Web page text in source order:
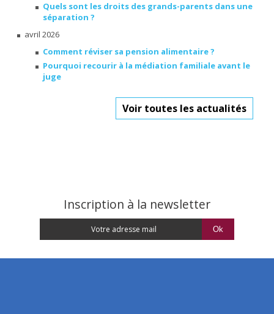
Quels sont les droits des grands-parents dans une
séparation ?
avril 2026
Comment réviser sa pension alimentaire ?
Pourquoi recourir à la médiation familiale avant le
juge
Voir toutes les actualités
Inscription à la newsletter